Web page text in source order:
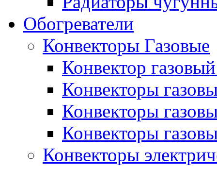
Обогреватели
Конвекторы Газовые
Конвектор
Конвекторы
Конвекторы
Конвекторы
Конвекторы